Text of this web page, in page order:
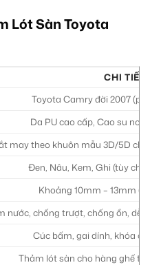
Lót Sàn Toyota
CHI TIẾT
Toyota Camry đời 2007
Da PU cao cấp, Cao su non
may theo khuôn mẫu 3D/5D
Đen, Nâu, Kem, Ghi (tùy
Khoảng 10mm – 13mm
nước, chống trượt, chống ồn, dễ
Cúc bấm, gai dính, khóa
Thảm lót sàn cho hàng ghế